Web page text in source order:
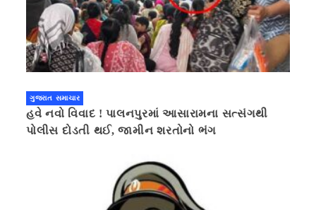
ગુજરાત સમાચાર
હવે નવો વિવાદ ! પાલનપુરમાં આસારામના સત્સંગથી
પોલીસ દોડતી થઈ, જામીન શરતોનો ભંગ